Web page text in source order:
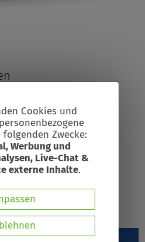
Cookies und
Zwecke:
Werbung und
Live-Chat &
externe Inhalte.